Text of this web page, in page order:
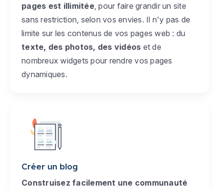
pages est illimitée, pour faire grandir un site
sans restriction, selon vos envies. Il n'y pas de
limite sur les contenus de vos pages web : du
texte, des photos, des vidéos et de
nombreux widgets pour rendre vos pages
dynamiques.
Créer un blog
Construisez facilement une communauté